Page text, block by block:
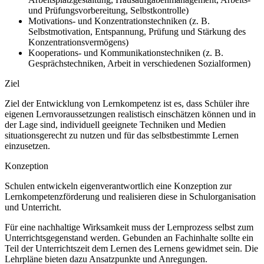
und Prüfungsvorbereitung, Selbstkontrolle)
Motivations- und Konzentrationstechniken (z. B.
Selbstmotivation, Entspannung, Prüfung und Stärkung des
Konzentrationsvermögens)
Kooperations- und Kommunikationstechniken (z. B.
Gesprächstechniken, Arbeit in verschiedenen Sozialformen)
Ziel
Ziel der Entwicklung von Lernkompetenz ist es, dass Schüler ihre
eigenen Lernvoraussetzungen realistisch einschätzen können und in
der Lage sind, individuell geeignete Techniken und Medien
situationsgerecht zu nutzen und für das selbstbestimmte Lernen
einzusetzen.
Konzeption
Schulen entwickeln eigenverantwortlich eine Konzeption zur
Lernkompetenzförderung und realisieren diese in Schulorganisation
und Unterricht.
Für eine nachhaltige Wirksamkeit muss der Lernprozess selbst zum
Unterrichtsgegenstand werden. Gebunden an Fachinhalte sollte ein
Teil der Unterrichtszeit dem Lernen des Lernens gewidmet sein. Die
Lehrpläne bieten dazu Ansatzpunkte und Anregungen.